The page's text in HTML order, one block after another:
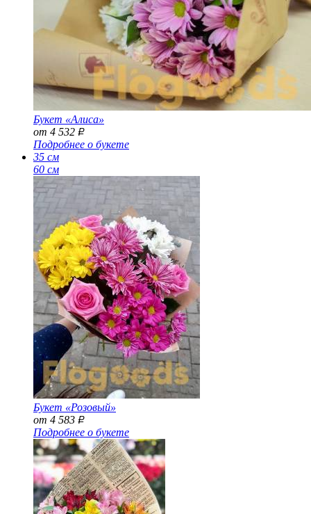
Букет «Алиса»
от 4 532 Р
Подробнее о букете
35 см
60 см
Букет «Розовый»
от 4 583 Р
Подробнее о букете